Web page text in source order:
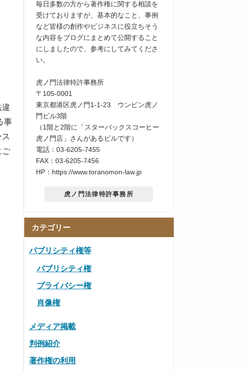
違
事
ご
毎日多数の方から著作権に関する相談を
受けておりますが、基本的なこと、事例
など皆様の創作やビジネスに役立ちそう
な内容をブログにまとめて公開すること
にしましたので、参考にしてみてくださ
い。
虎ノ門法律特許事務所
〒105-0001
東京都港区虎ノ門1-1-23 ウンピン虎ノ
門ビル3階
（1階と2階に「スターバックスコーヒー
虎ノ門店」さんがあるビルです）
電話：03-6205-7455
FAX：03-6205-7456
HP：https://www.toranomon-law.jp
虎ノ門法律特許事務所
カテゴリー
パブリシティ権等
パブリシティ権
プライバシー権
肖像権
メディア掲載
判例紹介
著作権の利用